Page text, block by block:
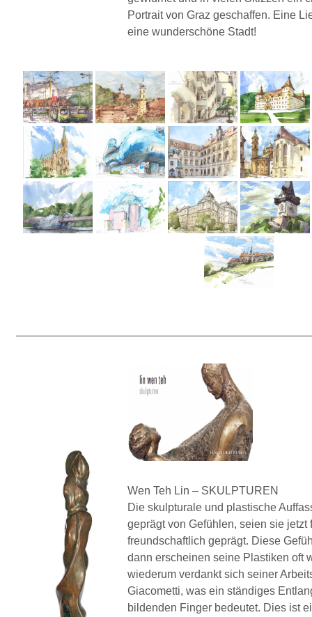
Portrait von Graz geschaffen. Eine
eine wunderschöne Stadt!
Wen Teh Lin – SKULPTUREN
Die skulpturale und plastische
geprägt von Gefühlen, seien sie
freundschaftlich geprägt. Diese
dann erscheinen seine Plastiken oft
wiederum verdankt sich seiner
Giacometti, was ein ständiges
bildenden Finger bedeutet. Dies ist